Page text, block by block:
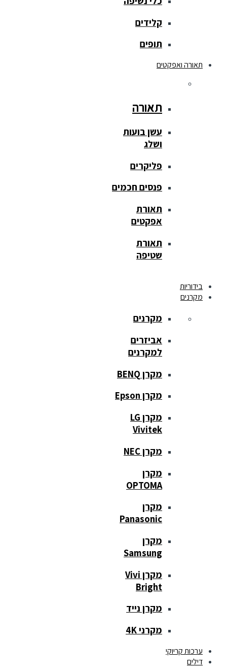
קלידים
תופים
תאורה ואפקטים
תאורה
עשן בועות
ושלג
פליקרים
פנסים חכמים
תאורת
אפקטים
תאורת
שטיפה
בידוריות
מקרנים
מקרנים
אביזרים
למקרנים
מקרן BENQ
מקרן Epson
מקרן LG
Vivitek
מקרן NEC
מקרן
OPTOMA
מקרן
Panasonic
מקרן
Samsung
מקרן Vivi
Bright
מקרן נייד
מקרני 4K
ערכות קריוקי
דילים